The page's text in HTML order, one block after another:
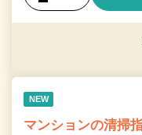
NEW
マンションの清掃